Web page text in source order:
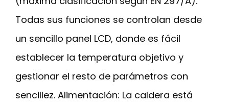
Todas sus funciones se controlan desde
un sencillo panel LCD, donde es fácil
establecer la temperatura objetivo y
gestionar el resto de parámetros con
sencillez. Alimentación: La caldera está